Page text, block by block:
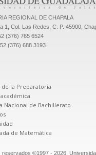
REGIONAL DE CHAPALA
1, Col. Las Redes, C. P. 45900,
(376) 765 6524
(376) 688 3193
de la Preparatoria
Nacional de Bachillerato
de Matemática
reservados ©1997 - 2026.